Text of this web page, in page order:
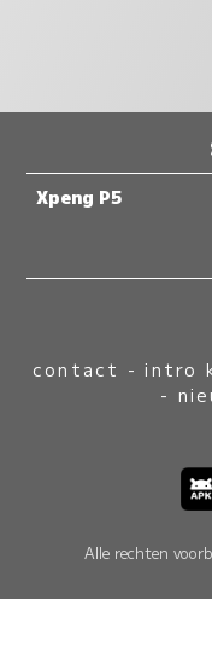
Xpeng P5
contact -intro
-
Alle rechten